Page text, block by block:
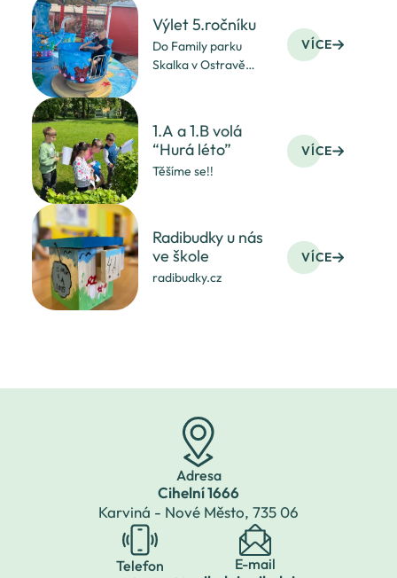
Výlet 5.ročníku
Do Family parku
Skalka v Ostravě
VÍCE
1.A a 1.B volá
“Hurá léto”
Těšíme se!!
VÍCE
Radibudky u nás
ve škole
radibudky.cz
VÍCE
Adresa
Cihelní 1666
Karviná - Nové Město, 735 06
Telefon E-mail